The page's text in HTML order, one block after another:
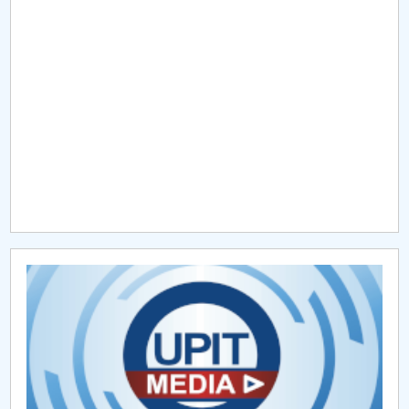
CAR2026
MENIU CANTINA
Hotărâri Senat din 30 ianuarie 2025
Hotărâri Senat din 14 iulie 2025